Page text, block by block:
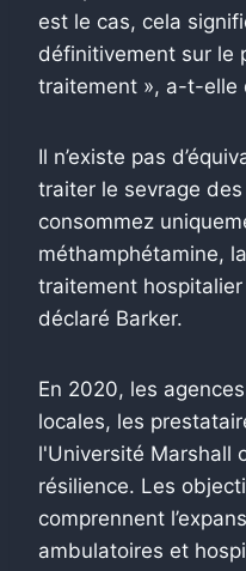
est le cas, cela
définitivement sur le
traitement », a-t-elle
Il n’existe pas
traiter le sevrage
consommez
méthamphétamine,
traitement
déclaré Barker.
En 2020, les
locales, les
l'Université Marshall
résilience. Les
comprennent
ambulatoires et